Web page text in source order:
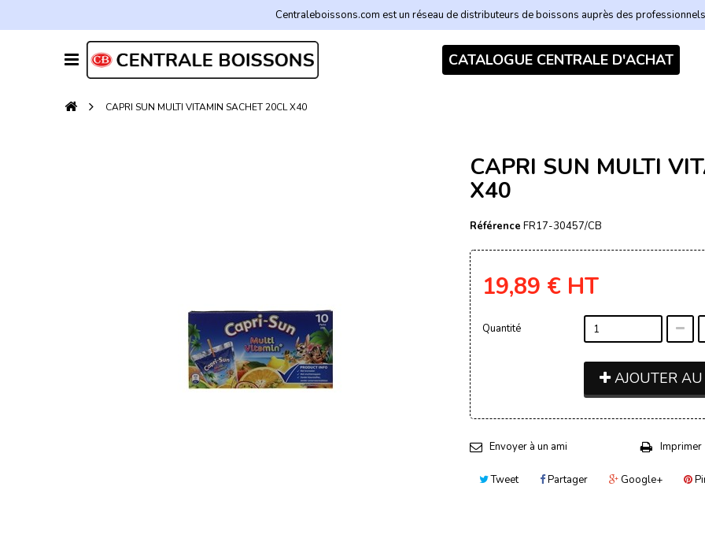
Centraleboissons.com est un réseau de distributeurs de boissons auprès des
CATALOGUE CENTRALE D'ACHAT
CAPRI SUN MULTI VITAMIN SACHET 20CL X40
CAPRI SUN MULTI
X40
Référence FR17-30457/CB
19,89 € HT
Quantité
AJOUTER
Envoyer à un ami Imprimer
Tweet Partager Google+